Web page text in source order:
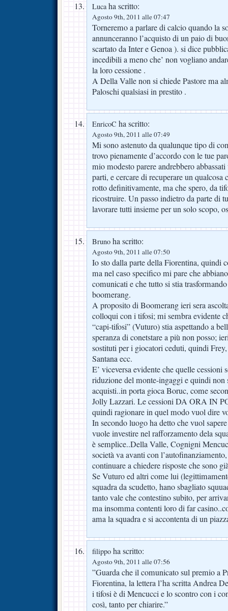
Lucaha scritto:
Agosto 9th, 2011 alle 07:47
Torneremo a parlare di calcio quando la
annunceranno l’acquisto di un paio di
scartato da Inter e Genoa ). si dice
incedibili a meno che’ non vogliano
la loro cessione .
A Della Valle non si chiede Pastore ma
Paloschi qualsiasi in prestito .
EnricoC ha scritto:
Agosto 9th, 2011 alle 07:49
Mi sono astenuto da qualunque tipo di
trovo pienamente d’accordo con le tue
mio modesto parere andrebbero
parti, e cercare di recuperare un qualcosa
rotto definitivamente, ma che spero, da
ricostruire. Un passo indietro da parte di
lavorare tutti insieme per un solo scopo,
Bruno ha scritto:
Agosto 9th, 2011 alle 07:50
Io sto dalla parte della Fiorentina, quindi
ma nel caso specifico mi pare che
comunicati e che tutto si stia
boomerang.
A proposito di Boomerang ieri sera
colloqui con i tifosi; mi sembra evidente
“capi-tifosi” (Vuturo) stia aspettando a
speranza di conetstare a più non posso;
sostituti per i giocatori ceduti, quindi
Santana ecc.
E’ viceversa evidente che quelle cessioni
riduzione del monte-ingaggi e quindi non
acquisti..in porta gioca Boruc, come
Jolly Lazzari. Le cessioni DA ORA IN
quindi ragionare in quel modo vuol dire
In secondo luogo ha detto che vuol
vuole investire nel rafforzamento dela
è semplice..Della Valle, Cognigni
società va avanti con
continuare a chiedere risposte che sono
Se Vuturo ed altri come lui
squadra da scudetto, hano sbagliato
tanto vale che contestino subito, per
ma insomma contenti loro di far
ama la squadra e si accontenta di un
filippo ha scritto:
Agosto 9th, 2011 alle 07:56
”Guarda che il comunicato sul premio a
Fiorentina, la lettera l’ha scritta Andrea
i tifosi è di Mencucci e lo scontro con i
così, tanto per chiarire.”